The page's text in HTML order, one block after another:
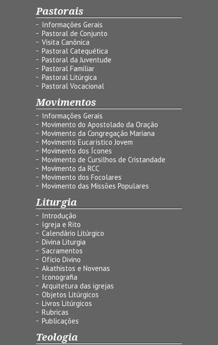
Pastorais
Informações Gerais
Pastoral de Conjunto
Visita Canônica
Pastoral Catequética
Pastoral da Juventude
Pastoral Familiar
Pastoral Litúrgica
Pastoral Vocacional
Movimentos
Informações Gerais
Movimento do Apostolado da Oração
Movimento da Congregação Mariana
Movimento Eucarístico Jovem
Movimento dos Ícones
Movimento de Cursilhos de Cristandade
Movimento da RCC
Movimento dos Focolares
Movimento das Missões Populares
Liturgia
Introdução
Igreja e Rito
Calendário Litúrgico
Divina Liturgia
Sacramentos
Ofício Divino
Akathistos e Novenas
Iconografia
Arquitetura das igrejas
Objetos Litúrgicos
Livros Litúrgicos
Rubricas
Publicações
Teologia